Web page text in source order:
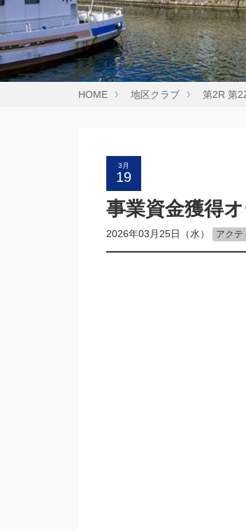
HOME 地区クラブ 第2R 第
3月
19
事業資金獲得
2026年03月25日（水） アクテ